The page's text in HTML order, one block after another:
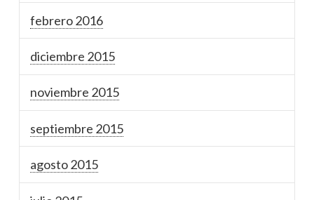
febrero 2016
diciembre 2015
noviembre 2015
septiembre 2015
agosto 2015